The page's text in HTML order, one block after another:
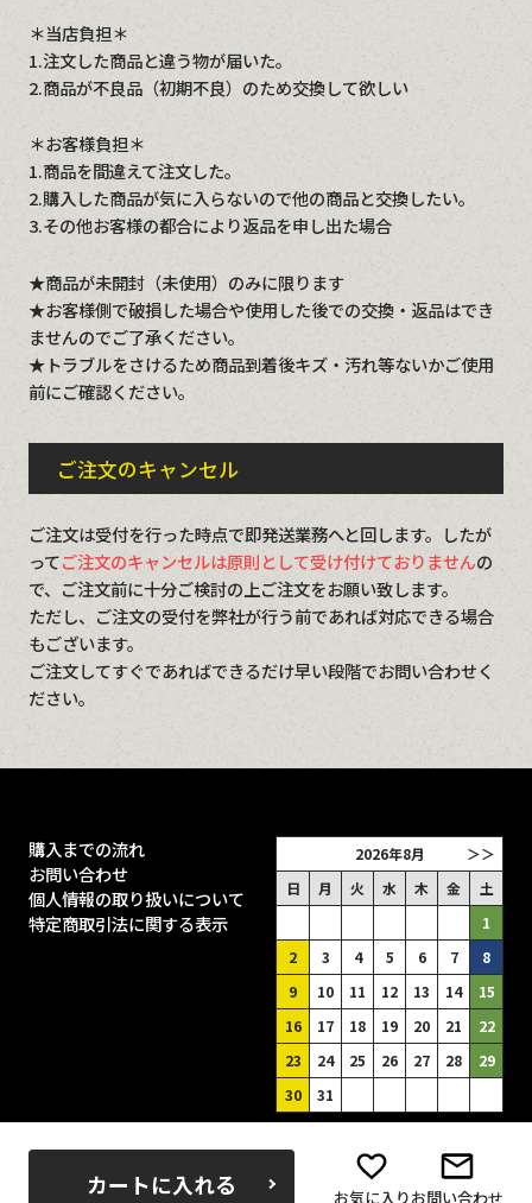
カートに入れる お気に入りお問い合わせ
＊当店負担＊
1.注文した商品と違う物が届いた。
2.商品が不良品（初期不良）のため交換して欲しい
＊お客様負担＊
1.商品を間違えて注文した。
2.購入した商品が気に入らないので他の商品と交換したい。
3.その他お客様の都合により返品を申し出た場合
★商品が未開封（未使用）のみに限ります
★お客様側で破損した場合や使用した後での交換・返品はでき
ませんのでご了承ください。
★トラブルをさけるため商品到着後キズ・汚れ等ないかご使用
前にご確認ください。
ご注文のキャンセル
ご注文は受付を行った時点で即発送業務へと回します。したが
ってご注文のキャンセルは原則として受け付けておりませんの
で、ご注文前に十分ご検討の上ご注文をお願い致します。
ただし、ご注文の受付を弊社が行う前であれば対応できる場合
もございます。
ご注文してすぐであればできるだけ早い段階でお問い合わせく
ださい。
購入までの流れ
お問い合わせ
個人情報の取り扱いについて
特定商取引法に関する表示
＞＞
2026年8月
日
月 火 水 木 金
土
1
2
3 4 5 6 7
8
9
10 11 12 13 14
15
16
17 18 19 20 21
22
23
24 25 26 27 28
29
30
31